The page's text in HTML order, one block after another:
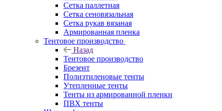
Сетка паллетная
Сетка сеновязальная
Сетка рукав вязаная
Армированная пленка
Тентовое производство
Назад
Тентовое производство
Брезент
Полиэтиленовые тенты
Утепленные тенты
Тенты из армированной пленки
ПВХ тенты